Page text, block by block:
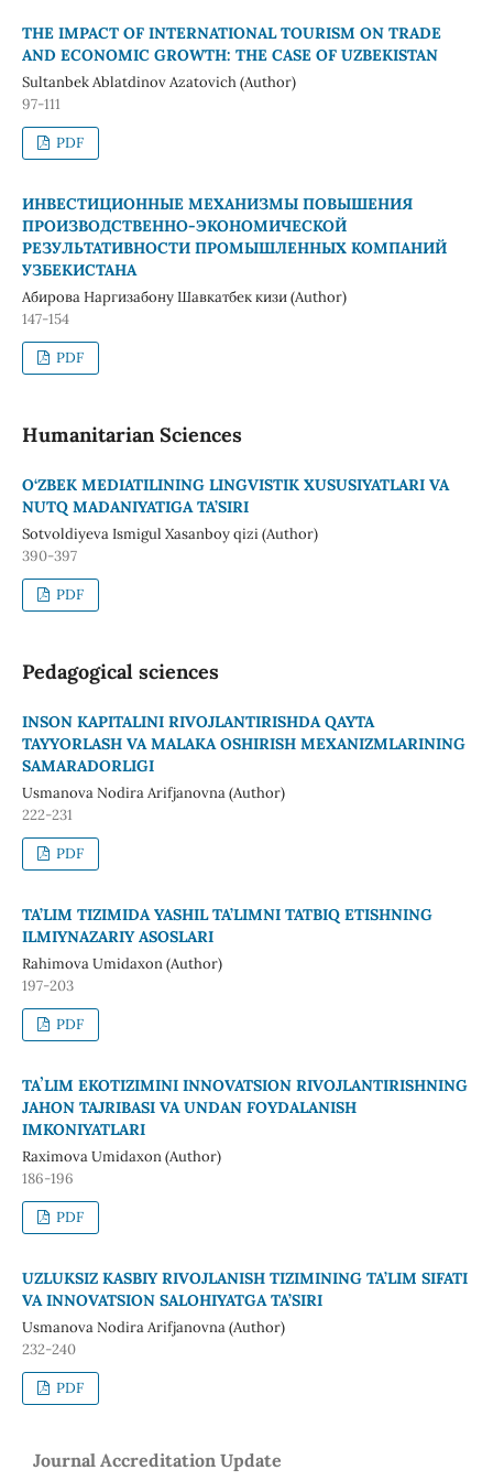
THE IMPACT OF INTERNATIONAL TOURISM ON TRADE
AND ECONOMIC GROWTH: THE CASE OF UZBEKISTAN
Sultanbek Ablatdinov Azatovich (Author)
97-111
PDF
ИНВЕСТИЦИОННЫЕ МЕХАНИЗМЫ ПОВЫШЕНИЯ
ПРОИЗВОДСТВЕННО-ЭКОНОМИЧЕСКОЙ
РЕЗУЛЬТАТИВНОСТИ ПРОМЫШЛЕННЫХ КОМПАНИЙ
УЗБЕКИСТАНА
Абирова Наргизабону Шавкатбек кизи (Author)
147-154
PDF
Humanitarian Sciences
O‘ZBEK MEDIATILINING LINGVISTIK XUSUSIYATLARI VA
NUTQ MADANIYATIGA TA’SIRI
Sotvoldiyeva Ismigul Xasanboy qizi (Author)
390-397
PDF
Pedagogical sciences
INSON KAPITALINI RIVOJLANTIRISHDA QAYTA
TAYYORLASH VA MALAKA OSHIRISH MEXANIZMLARINING
SAMARADORLIGI
Usmanova Nodira Arifjanovna (Author)
222-231
PDF
TA’LIM TIZIMIDA YASHIL TA’LIMNI TATBIQ ETISHNING
ILMIYNAZARIY ASOSLARI
Rahimova Umidaxon (Author)
197-203
PDF
TAʼLIM EKOTIZIMINI INNOVATSION RIVOJLANTIRISHNING
JAHON TAJRIBASI VA UNDAN FOYDALANISH
IMKONIYATLARI
Raximova Umidaxon (Author)
186-196
PDF
UZLUKSIZ KASBIY RIVOJLANISH TIZIMINING TA’LIM SIFATI
VA INNOVATSION SALOHIYATGA TA’SIRI
Usmanova Nodira Arifjanovna (Author)
232-240
PDF
Journal Accreditation Update